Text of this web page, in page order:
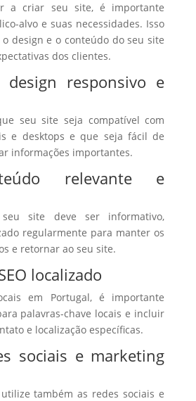
a criar seu site, é importante
alvo e suas necessidades. Isso
design e o conteúdo do seu site
dos clientes.
design responsivo e
seu site seja compatível com
e desktops e que seja fácil de
informações importantes.
relevante e
site deve ser informativo,
regularmente para manter os
e retornar ao seu site.
localizado
em Portugal, é importante
palavras-chave locais e incluir
e localização específicas.
sociais e marketing
também as redes sociais e